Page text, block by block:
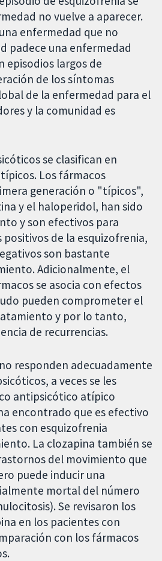
no vuelve a aparecer.
enfermedad que no
padece una enfermedad
episodios largos de
de los síntomas
de la enfermedad para el
y la comunidad es
se clasifican en
Los fármacos
generación o "típicos",
y el haloperidol, han sido
y son efectivos para
de la esquizofrenia,
son bastante
Adicionalmente, el
se asocia con efectos
pueden comprometer el
y por lo tanto,
de recurrencias.
responden adecuadamente
a veces se les
antipsicótico atípico
encontrado que es efectivo
con esquizofrenia
La clozapina también se
del movimiento que
puede inducir una
mortal del número
Se revisaron los
en los pacientes con
con los fármacos